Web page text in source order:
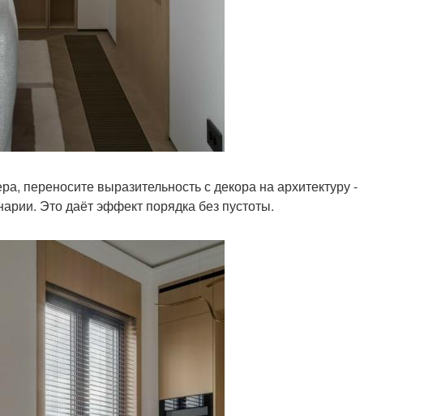
переносите выразительность с декора на архитектуру -
Это даёт эффект порядка без пустоты.